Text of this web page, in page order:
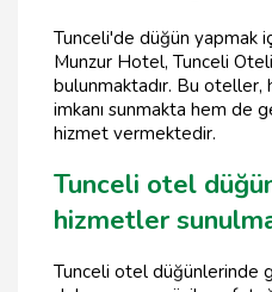
Tunceli'de düğün yapmak
Munzur Hotel, Tunceli
bulunmaktadır. Bu oteller,
imkanı sunmakta hem de
hizmet vermektedir.
Tunceli otel
hizmetler
Tunceli otel düğünlerinde